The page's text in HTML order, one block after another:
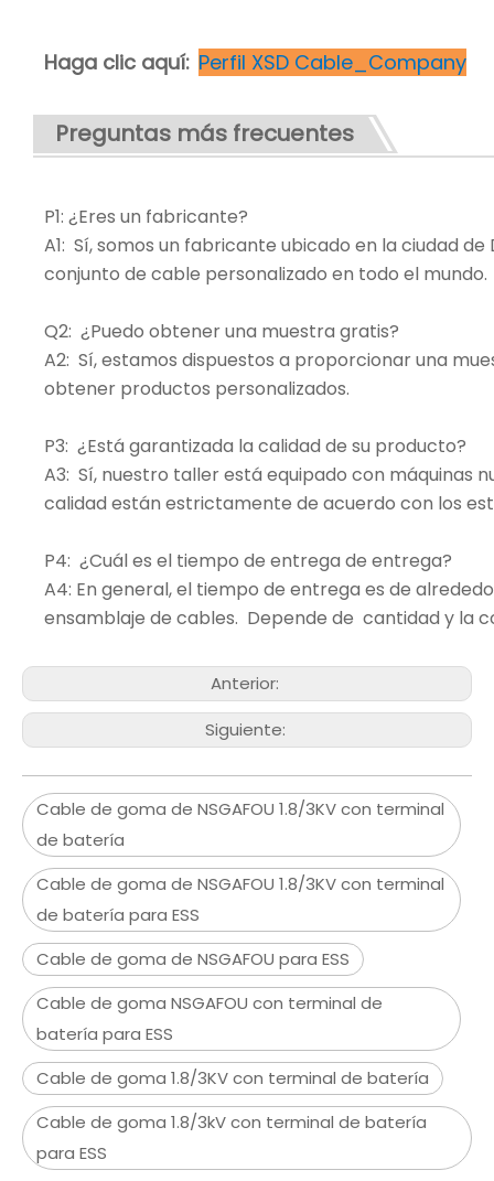
Haga clic aquí: Perfil XSD Cable_Company
Preguntas más frecuentes
P1: ¿Eres un fabricante?
A1: Sí, somos un fabricante ubicado en la ciudad
conjunto de cable personalizado en todo el mundo.
Q2: ¿Puedo obtener una muestra gratis?
A2: Sí, estamos dispuestos a proporcionar una
obtener productos personalizados.
P3: ¿Está garantizada la calidad de su producto?
A3: Sí, nuestro taller está equipado con máquinas
calidad están estrictamente de acuerdo con los
P4: ¿Cuál es el tiempo de entrega de entrega?
A4: En general, el tiempo de entrega es de
ensamblaje de cables. Depende de cantidad y la
Anterior:
Siguiente:
Cable de goma de NSGAFOU 1.8/3KV con terminal
de batería
Cable de goma de NSGAFOU 1.8/3KV con terminal
de batería para ESS
Cable de goma de NSGAFOU para ESS
Cable de goma NSGAFOU con terminal de
batería para ESS
Cable de goma 1.8/3KV con terminal de batería
Cable de goma 1.8/3kV con terminal de batería
para ESS